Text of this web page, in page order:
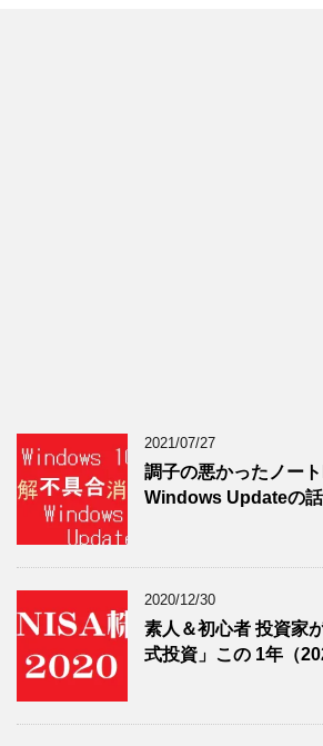
2021/07/27
調子の悪かったノー
Windows Updateの話
2020/12/30
素人＆初心者 投資家
式投資」この 1年（